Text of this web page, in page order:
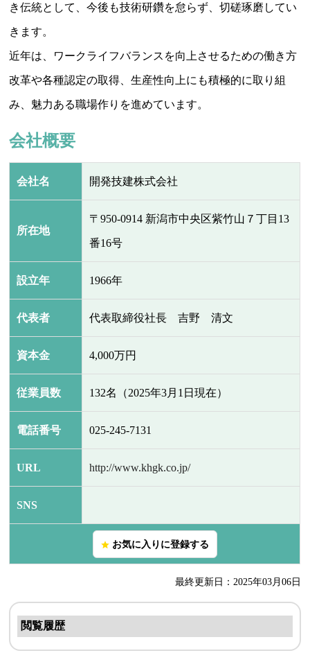
き伝統として、今後も技術研鑽を怠らず、切磋琢磨してい
きます。
近年は、ワークライフバランスを向上させるための働き方
改革や各種認定の取得、生産性向上にも積極的に取り組
み、魅力ある職場作りを進めています。
会社概要
会社名 開発技建株式会社
所在地
〒950-0914 新潟市中央区紫竹山７丁目13
番16号
設立年 1966年
代表者 代表取締役社長 吉野 清文
資本金 4,000万円
従業員数 132名（2025年3月1日現在）
電話番号 025-245-7131
URL http://www.khgk.co.jp/
SNS
star お気に入りに登録する
最終更新日：2025年03月06日
閲覧履歴